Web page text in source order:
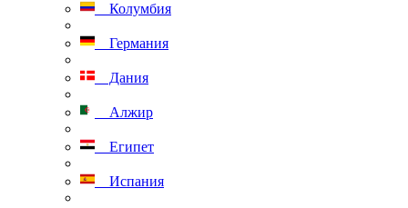
Колумбия
Германия
Дания
Алжир
Египет
Испания